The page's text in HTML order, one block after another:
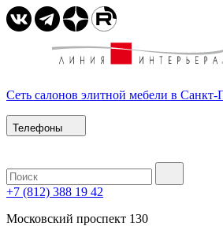
Сеть салонов элитной мебели в Санкт-
Телефоны
+7 (812) 388 19 42
Московский проспект 130